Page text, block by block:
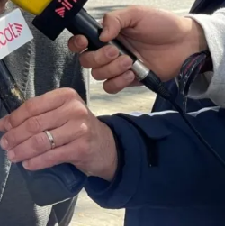
el dia que el jutjaven per una